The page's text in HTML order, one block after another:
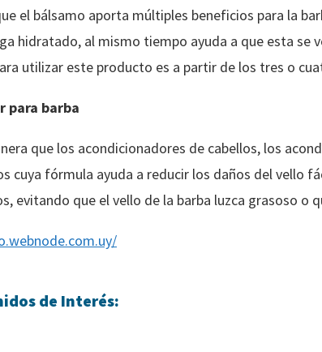
el bálsamo aporta múltiples beneficios para la
hidratado, al mismo tiempo ayuda a que esta se
utilizar este producto es a partir de los tres o
para barba
que los acondicionadores de cabellos, los
cuya fórmula ayuda a reducir los daños del vello
evitando que el vello de la barba luzca grasoso o
de Interés: